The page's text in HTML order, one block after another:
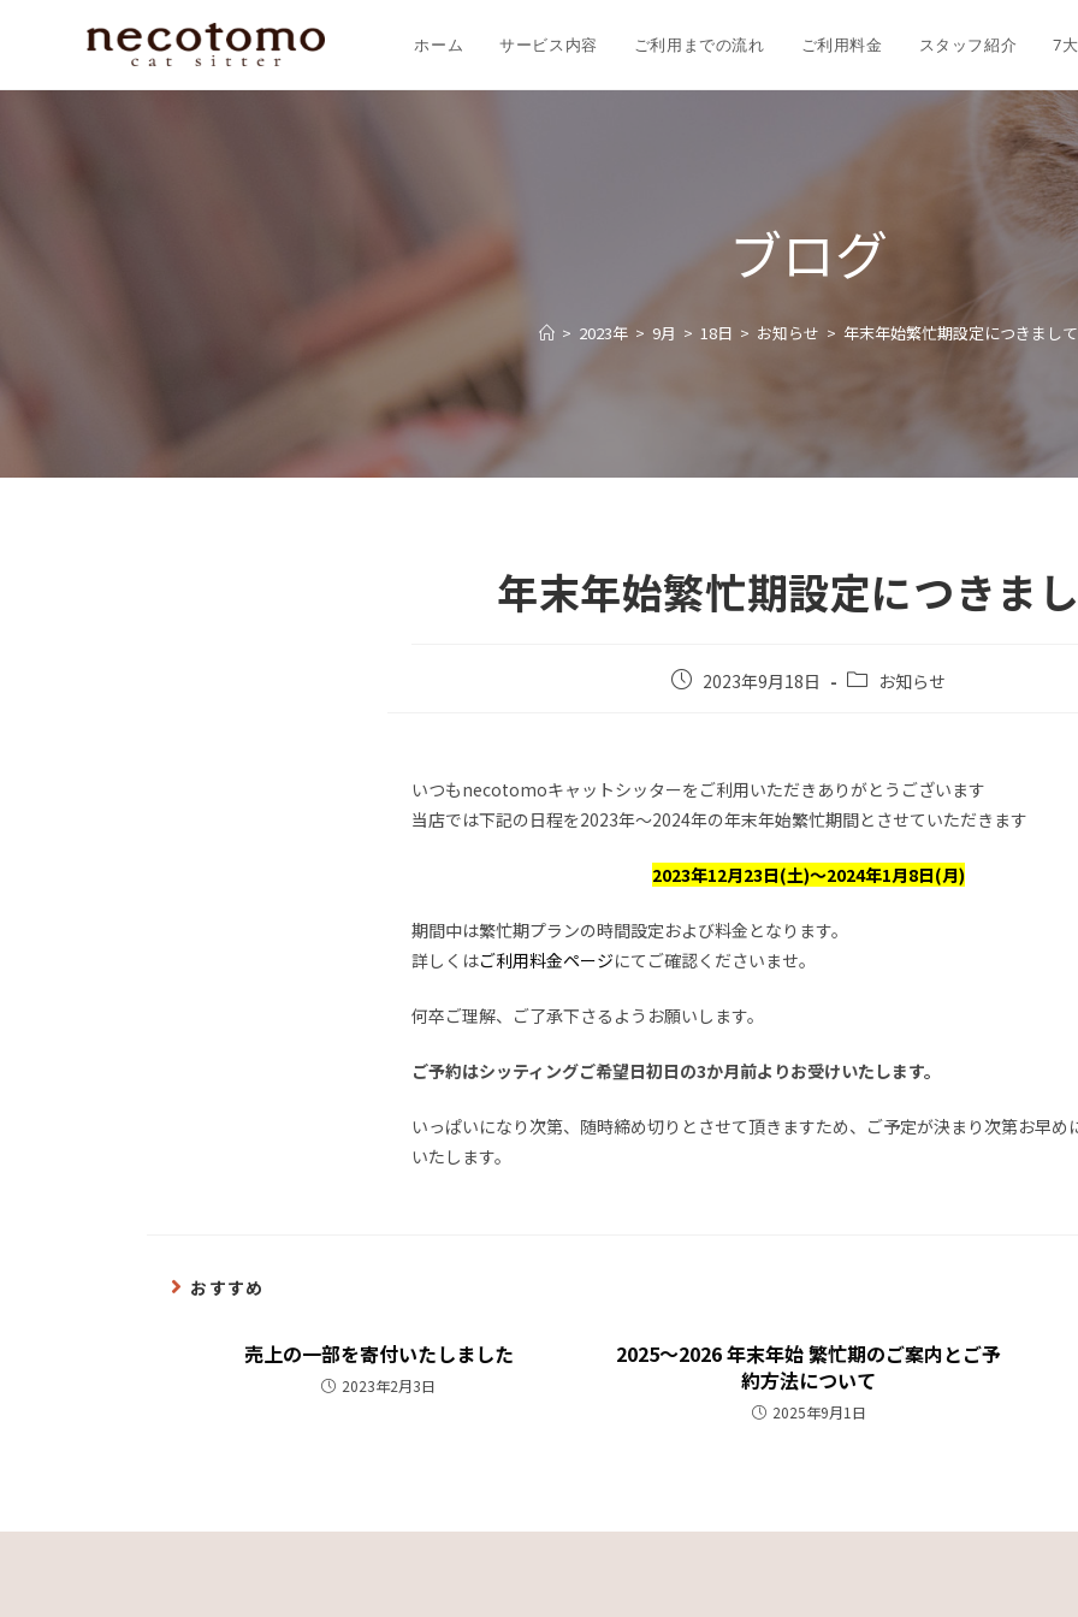
ホーム サービス内容 ご利用までの流れ ご利用料金 スタッフ紹介 7
ブログ
> 2023年 > 9月 > 18日 > お知らせ > 年末年始繁忙期設定につきまして
年末年始繁忙期設定につきま
2023年9月18日 お知らせ
いつもnecotomoキャットシッターをご利用いただきありがとうございます
当店では下記の日程を2023年～2024年の年末年始繁忙期間とさせていただきます
2023年12月23日(土)～2024年1月8日(月)
期間中は繁忙期プランの時間設定および料金となります。
詳しくはご利用料金ページにてご確認くださいませ。
何卒ご理解、ご了承下さるようお願いします。
ご予約はシッティングご希望日初日の3か月前よりお受けいたします。
いっぱいになり次第、随時締め切りとさせて頂きますため、ご予定が決まり次第お早め
いたします。
おすすめ
売上の一部を寄付いたしました
2023年2月3日
2025～2026 年末年始 繁忙期のご案内とご予
約方法について
2025年9月1日